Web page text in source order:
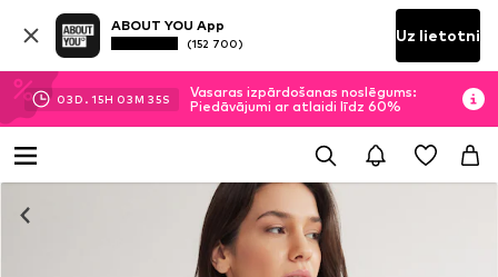
ABOUT YOU App
(152 700) Uz lietotni
03D. 15H 03M 35S
Vasaras izpārdošanas noslēgums:
Piedāvājumi ar atlaidi līdz 60%